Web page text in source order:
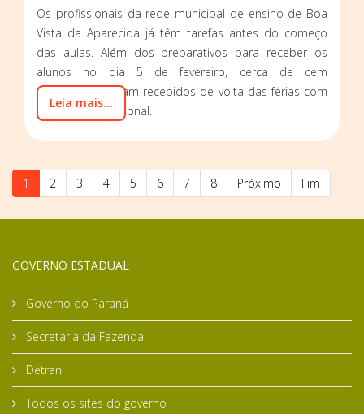
Os profissionais da rede municipal de ensino de Boa
Vista da Aparecida já têm tarefas antes do começo
das aulas. Além dos preparativos para receber os
alunos no dia 5 de fevereiro, cerca de cem
profissionais foram recebidos de volta das férias com
palestra motivacional.
Leia mais...
1 2 3 4 5 6 7 8 Próximo Fim
GOVERNO ESTADUAL
Governo do Paraná
Secretaria da Fazenda
Detran
Todos os sites do governo